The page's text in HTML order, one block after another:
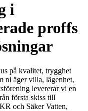
i
proffs
på kvalitet, trygghet
ni äger villa, lägenhet,
levererar vi en
första skiss till
och Säker Vatten,